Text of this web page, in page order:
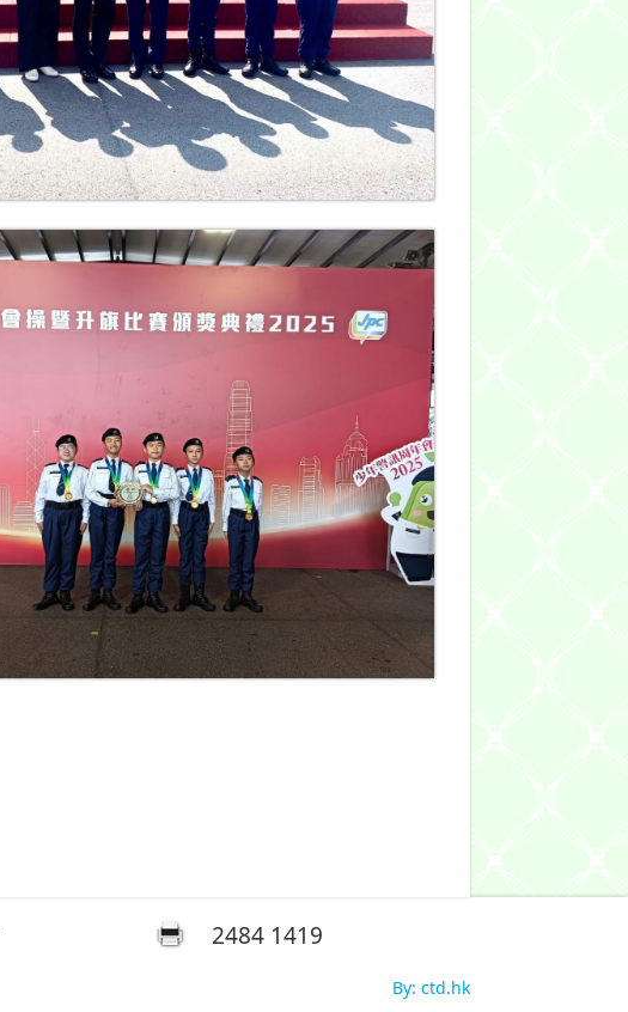
2484 1419
By: ctd.hk